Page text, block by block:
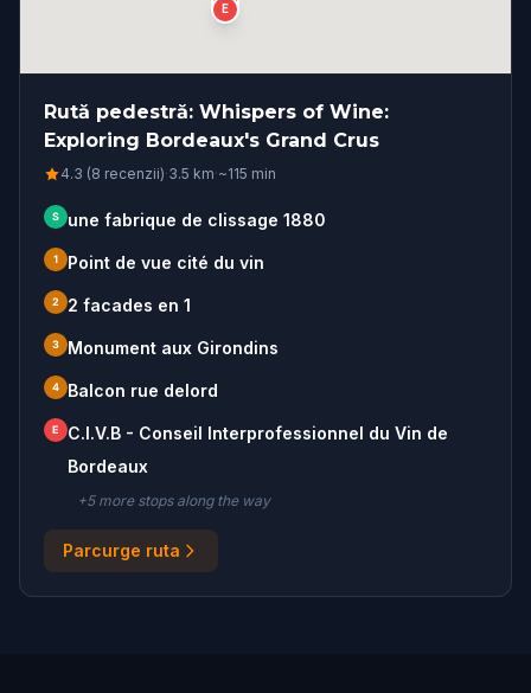
E
Rută pedestră: Whispers of Wine:
Exploring Bordeaux's Grand Crus
4.3 (8 recenzii)·3.5 km·~115 min
S une fabrique de clissage 1880
1 Point de vue cité du vin
2 2 facades en 1
3 Monument aux Girondins
4 Balcon rue delord
E
C.I.V.B - Conseil Interprofessionnel du Vin de
Bordeaux
+5more stopsalong the way
Parcurge ruta